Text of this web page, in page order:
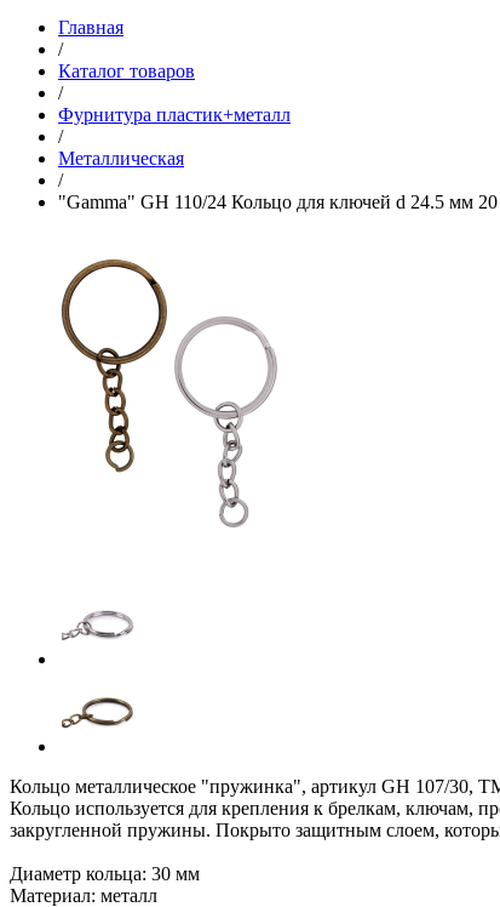
Главная
/
Каталог товаров
/
Фурнитура пластик+металл
/
Металлическая
/
"Gamma" GH 110/24 Кольцо для ключей d 24.5 мм
Кольцо металлическое "пружинка", артикул GH 107/30,
Кольцо используется для крепления к брелкам, ключам,
закругленной пружины. Покрыто защитным слоем,
Диаметр кольца: 30 мм
Материал: металл